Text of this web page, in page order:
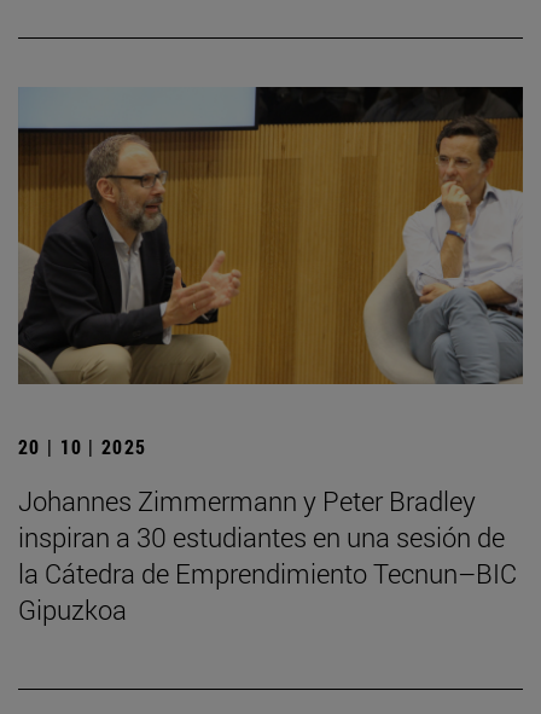
20 | 10 | 2025
Johannes Zimmermann y Peter Bradley
inspiran a 30 estudiantes en una sesión de
la Cátedra de Emprendimiento Tecnun–BIC
Gipuzkoa